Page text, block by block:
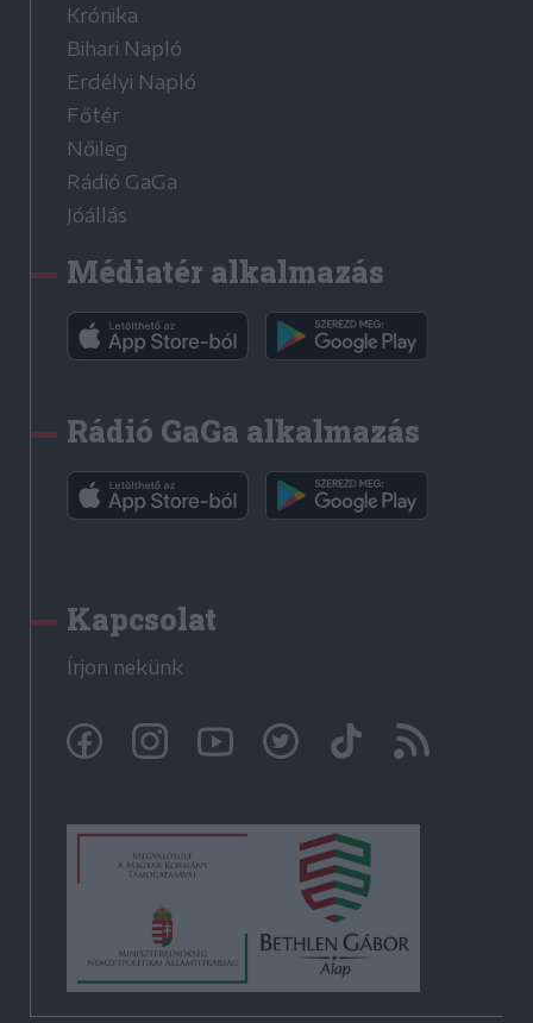
Krónika
Bihari Napló
Erdélyi Napló
Főtér
Nőileg
Rádió GaGa
Jóállás
Médiatér alkalmazás
Rádió GaGa alkalmazás
Kapcsolat
Írjon nekünk